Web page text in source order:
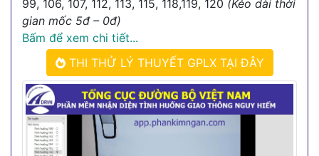
99, 106, 107, 112, 113, 115, 118,119, 120 (Kéo dài thời
gian mốc 5đ – 0đ)
Bấm để xem chi tiết...
THI THỬ LÝ THUYẾT GPLX TẠI ĐÂY